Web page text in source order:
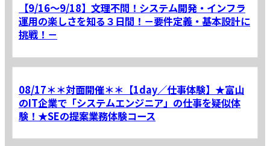
【9/16～9/18】文理不問！システム開発・インフラ
運用の楽しさを知る３日間！－要件定義・基本設計に
挑戦！－
08/17＊＊対面開催＊＊【1day／仕事体験】★富山
のIT企業で「システムエンジニア」の仕事を疑似体
験！★SEの提案業務体験コース